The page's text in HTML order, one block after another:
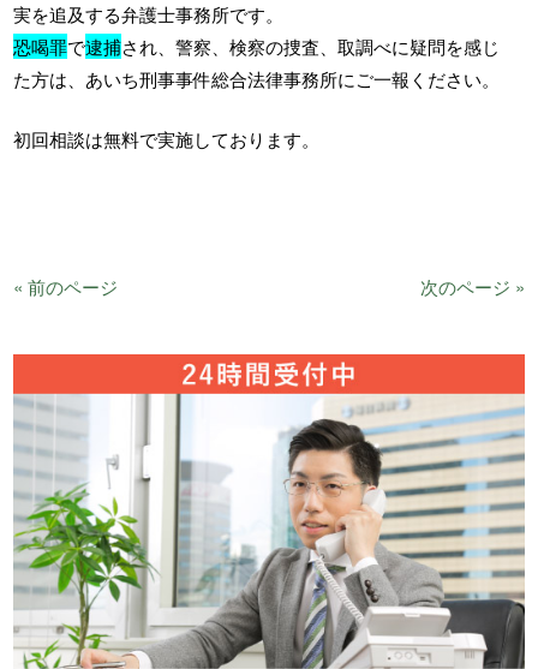
実を追及する弁護士事務所です。
恐喝罪で逮捕され、警察、検察の捜査、取調べに疑問を感じ
た方は、あいち刑事事件総合法律事務所にご一報ください。
初回相談は無料で実施しております。
« 前のページ 次のページ »